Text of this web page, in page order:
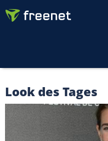
Look des Tages